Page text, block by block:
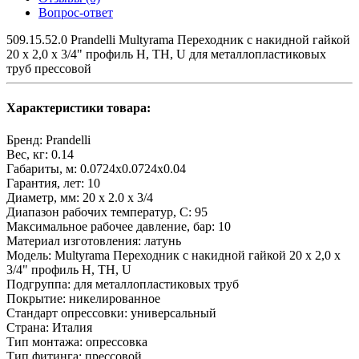
Вопрос-ответ
509.15.52.0 Prandelli Multyrama Переходник с накидной гайкой
20 х 2,0 х 3/4" профиль H, TH, U для металлопластиковых
труб прессовой
Характеристики товара:
Бренд: Prandelli
Вес, кг: 0.14
Габариты, м: 0.0724x0.0724x0.04
Гарантия, лет: 10
Диаметр, мм: 20 х 2.0 х 3/4
Диапазон рабочих температур, С: 95
Максимальное рабочее давление, бар: 10
Материал изготовления: латунь
Модель: Multyrama Переходник с накидной гайкой 20 х 2,0 х
3/4" профиль H, TH, U
Подгруппа: для металлопластиковых труб
Покрытие: никелированное
Стандарт опрессовки: универсальный
Страна: Италия
Тип монтажа: опрессовка
Тип фитинга: прессовой